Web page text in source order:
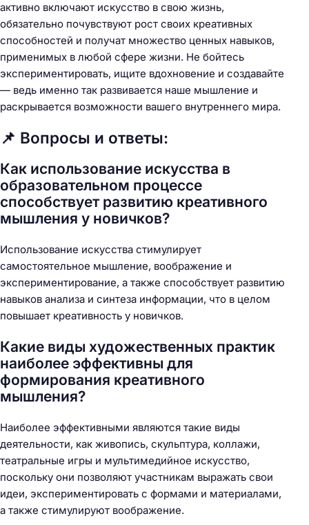
активно включают искусство в свою жизнь,
обязательно почувствуют рост своих креативных
способностей и получат множество ценных навыков,
применимых в любой сфере жизни. Не бойтесь
экспериментировать, ищите вдохновение и создавайте
— ведь именно так развивается наше мышление и
раскрывается возможности вашего внутреннего мира.
📌 Вопросы и ответы:
Как использование искусства в
образовательном процессе
способствует развитию креативного
мышления у новичков?
Использование искусства стимулирует
самостоятельное мышление, воображение и
экспериментирование, а также способствует развитию
навыков анализа и синтеза информации, что в целом
повышает креативность у новичков.
Какие виды художественных практик
наиболее эффективны для
формирования креативного
мышления?
Наиболее эффективными являются такие виды
деятельности, как живопись, скульптура, коллажи,
театральные игры и мультимедийное искусство,
поскольку они позволяют участникам выражать свои
идеи, экспериментировать с формами и материалами,
а также стимулируют воображение.